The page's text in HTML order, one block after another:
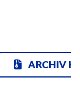
ARCHIV